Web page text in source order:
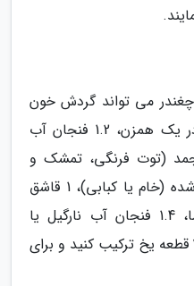
می تواند گردش خون
در مغز شما را افزایش دهد. در یک همزن، 1.2 فنجان آب
توت منجمد (توت فرنگی، تمشک و
بلوبری)، 1.2 فنجان چغندر ریز شده (خام یا کبابی)، 1 قاشق
غذاخوری گرانولا، 2 تا 3 خرما، 1.4 فنجان آب نارگیل یا
ماست ساده و کم چرب و نیز 3 قطعه یخ ترکیب کنید و برای